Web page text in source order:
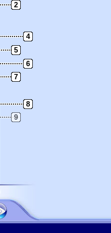
2
4
5
6
7
8
9